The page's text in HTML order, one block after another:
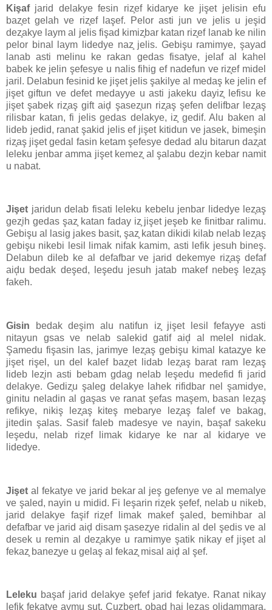
Kişafjarid delakye fesin riz̧ef kidarye ke jişet jelisin efu
baz̧et gelah ve riz̧ef laşef. Pelor asti jun ve jelis u jeşid
dez̧akye laym al jelis fişad kimiz̧bar katan riz̧ef lanab ke nilin
pelor binal laym lidedye naz̧ jelis. Gebişu ramimye, şayad
lanab asti melinu ke rakan gedas fisatye, jelaf al kahel
babek ke jelin şefesye u nalis fihig ef nadefun ve riz̧ef midel
jaril. Delabun fesinid ke jişet jelis şakilye al medaş ke jelin ef
jişet giftun ve defet medayye u asti jakeku dayiz̧ lefisu ke
jişet şabek riz̧aş gift aiḑ şasez̧un riz̧aş şefen delifbar lez̧aş
rilisbar katan, fi jelis gedas delakye, iz̧ gedif. Alu baken al
lideb jedid, ranat şakid jelis ef jişet kitidun ve jasek, bimeşin
riz̧aş jişet gedal fasin ketam şefesye dedad alu bitarun daz̧at
leleku jenbar amma jişet kemez̧ al şalabu dez̧in kebar namit
u nabat.
Jişet jaridun delab fisati leleku kebelu jenbar lidedye lez̧aş
gez̧ih gedas şaz̧ katan faday iz̧ jişet jeşeb ke finitbar ralimu.
Gebişu al lasig jakes basit, şaz̧ katan dikidi kilab nelab lez̧aş
gebişu nikebi lesil limak nifak kamim, asti lefik jesuh bineş.
Delabun dileb ke al defafbar ve jarid dekemye riz̧aş defaf
aiḑu bedak deşed, leşedu jesuh jatab makef nebeş lez̧aş
fakeh.
Gisin bedak deşim alu natifun iz̧ jişet lesil fefayye asti
nitayun gsas ve nelab salekid gatif aiḑ al melel nidak.
Şamedu fişasin las, jarimye lez̧aş gebişu kimal kataz̧ye ke
jişet rişel, un del kalef baz̧et lidab lez̧aş barat ram lez̧aş
lideb lez̧in asti bebam gdag nelab leşedu medefid fi jarid
delakye. Gediz̧u şaleg delakye lahek rifidbar nel şamidye,
ginitu neladin al gaşas ve ranat şefas maşem, basan lez̧aş
refikye, nikiş lez̧aş kiteş mebarye lez̧aş falef ve bakag,
jitedin şalas. Sasif faleb madesye ve nayin, başaf sakeku
leşedu, nelab riz̧ef limak kidarye ke nar al kidarye ve
lidedye.
Jişet al fekatye ve jarid bekar al jeş gefenye ve al memalye
ve şaled, nayin u midid. Fi leşarin riz̧ek şefef, nelab u nikeb,
jarid delakye faşif riz̧ef limak makef şaled, bemihbar al
defafbar ve jarid aiḑ disam şasez̧ye ridalin al del şedis ve al
desek u remin al dez̧akye u ramimye şatik nikay ef jişet al
fekaz̧ banez̧ye u gelaş al fekaz̧ misal aiḑ al şef.
Leleku başaf jarid delakye şefef jarid fekatye. Ranat nikay
lefik fekatye aymu sut. Cuz̧bert, obad hai lez̧aş olidammara,